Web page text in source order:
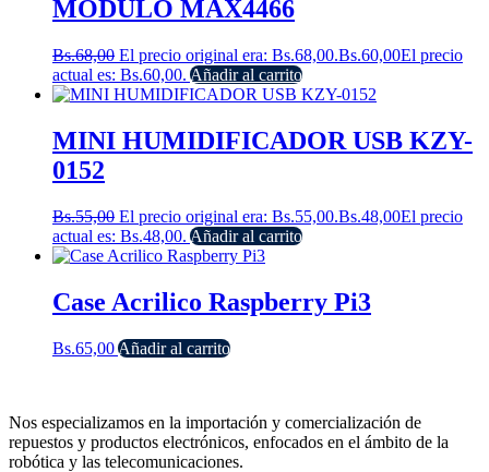
MODULO MAX4466
Bs.68,00 El precio original era: Bs.68,00.Bs.60,00El precio
actual es: Bs.60,00. Añadir al carrito
MINI HUMIDIFICADOR USB KZY-
0152
Bs.55,00 El precio original era: Bs.55,00.Bs.48,00El precio
actual es: Bs.48,00. Añadir al carrito
Case Acrilico Raspberry Pi3
Bs.65,00Añadir al carrito
Nos especializamos en la importación y comercialización de
repuestos y productos electrónicos, enfocados en el ámbito de la
robótica y las telecomunicaciones.